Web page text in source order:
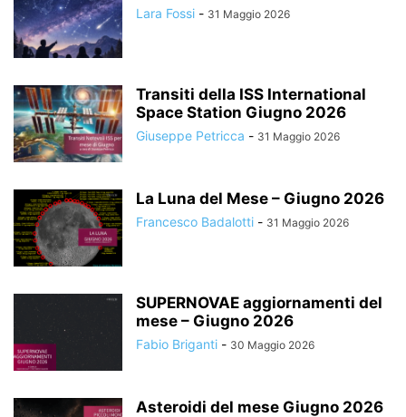
Lara Fossi - 31 Maggio 2026
Transiti della ISS International
Space Station Giugno 2026
Giuseppe Petricca - 31 Maggio 2026
La Luna del Mese – Giugno 2026
Francesco Badalotti - 31 Maggio 2026
SUPERNOVAE aggiornamenti del
mese – Giugno 2026
Fabio Briganti - 30 Maggio 2026
Asteroidi del mese Giugno 2026